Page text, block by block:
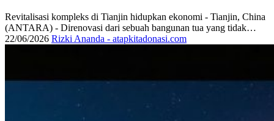
Revitalisasi kompleks di Tianjin hidupkan ekonomi - Tianjin, China
(ANTARA) - Direnovasi dari sebuah bangunan tua yang tidak…
22/06/2026 Rizki Ananda - atapkitadonasi.com